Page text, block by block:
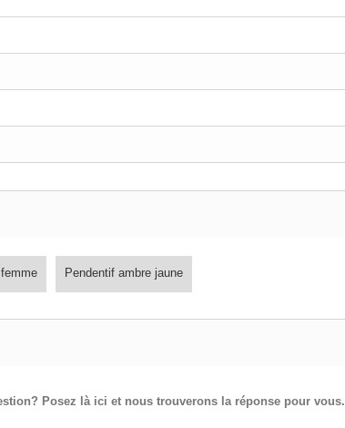
Pendentif ambre jaune
Posez là ici et nous trouverons la réponse pour vous.